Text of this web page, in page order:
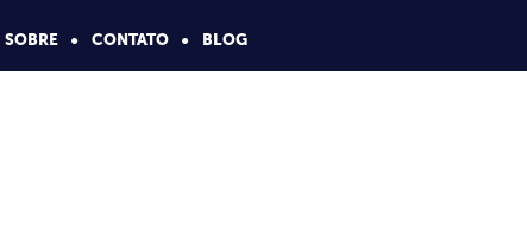
SOBRE CONTATO BLOG